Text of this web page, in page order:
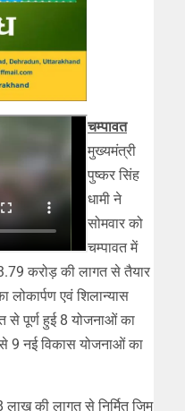
चम्पावत
मुख्यमंत्री
पुष्कर सिंह
धामी ने
सोमवार को
चम्पावत में
करोड़ की लागत से तैयार
लोकार्पण एवं शिलान्यास
से पूर्ण हुई 8 योजनाओं का
9 नई विकास योजनाओं का
की लागत से निर्मित जिम